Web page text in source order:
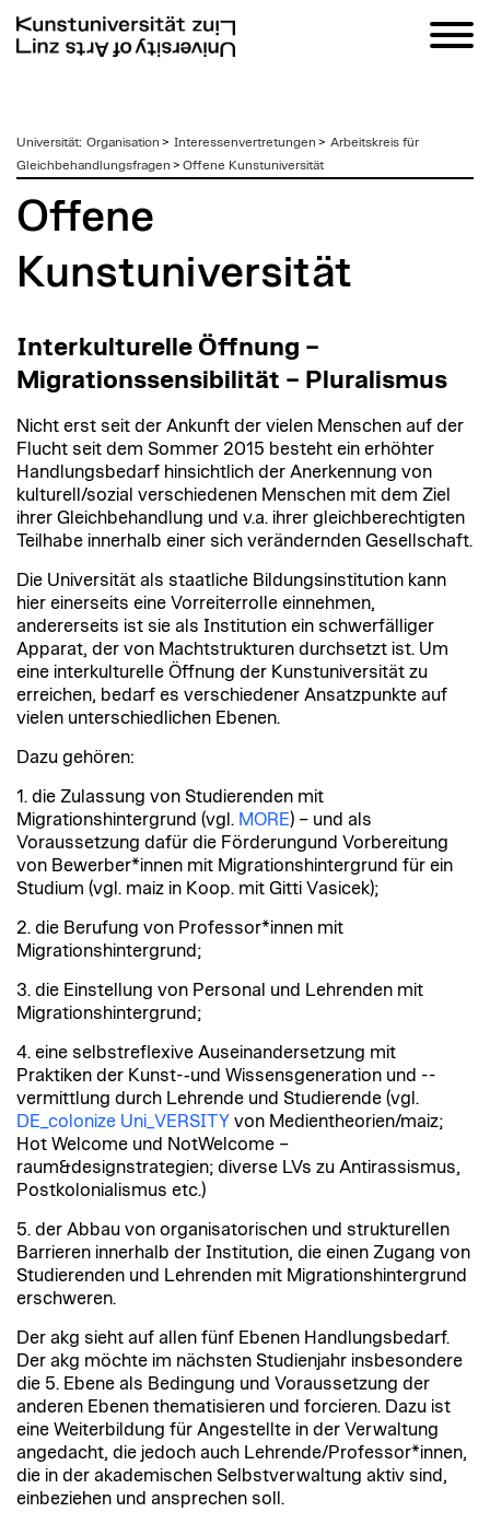
zum
Inhalt
Universität: Organisation > Interessenvertretungen > Arbeitskreis für
Gleichbehandlungsfragen > Offene Kunstuniversität
Offene
Kunstuniversität
Interkulturelle Öffnung –
Migrationssensibilität – Pluralismus
Nicht erst seit der Ankunft der vielen Menschen auf der
Flucht seit dem Sommer 2015 besteht ein erhöhter
Handlungsbedarf hinsichtlich der Anerkennung von
kulturell/sozial verschiedenen Menschen mit dem Ziel
ihrer Gleichbehandlung und v.a. ihrer gleichberechtigten
Teilhabe innerhalb einer sich verändernden Gesellschaft.
Die Universität als staatliche Bildungsinstitution kann
hier einerseits eine Vorreiterrolle einnehmen,
andererseits ist sie als Institution ein schwerfälliger
Apparat, der von Machtstrukturen durchsetzt ist. Um
eine interkulturelle Öffnung der Kunstuniversität zu
erreichen, bedarf es verschiedener Ansatzpunkte auf
vielen unterschiedlichen Ebenen.
Dazu gehören:
1. die Zulassung von Studierenden mit
Migrationshintergrund (vgl. MORE) – und als
Voraussetzung dafür die Förderungund Vorbereitung
von Bewerber*innen mit Migrationshintergrund für ein
Studium (vgl. maiz in Koop. mit Gitti Vasicek);
2. die Berufung von Professor*innen mit
Migrationshintergrund;
3. die Einstellung von Personal und Lehrenden mit
Migrationshintergrund;
4. eine selbstreflexive Auseinandersetzung mit
Praktiken der Kunst-­‐und Wissensgeneration und -­
vermittlung durch Lehrende und Studierende (vgl.
DE_colonize Uni_VERSITY von Medientheorien/maiz;
Hot Welcome und NotWelcome –
raum&designstrategien; diverse LVs zu Antirassismus,
Postkolonialismus etc.)
5. der Abbau von organisatorischen und strukturellen
Barrieren innerhalb der Institution, die einen Zugang von
Studierenden und Lehrenden mit Migrationshintergrund
erschweren.
Der akg sieht auf allen fünf Ebenen Handlungsbedarf.
Der akg möchte im nächsten Studienjahr insbesondere
die 5. Ebene als Bedingung und Voraussetzung der
anderen Ebenen thematisieren und forcieren. Dazu ist
eine Weiterbildung für Angestellte in der Verwaltung
angedacht, die jedoch auch Lehrende/Professor*innen,
die in der akademischen Selbstverwaltung aktiv sind,
einbeziehen und ansprechen soll.